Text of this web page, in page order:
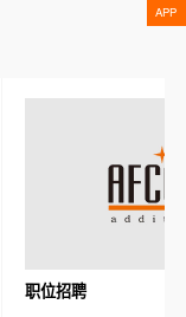
职位招聘
APP